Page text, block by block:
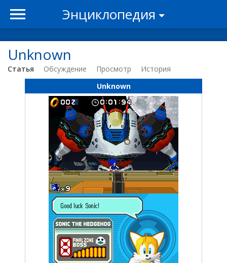
Энциклопедия
Unknown
Статья Обсуждение Просмотр
История
Unknown